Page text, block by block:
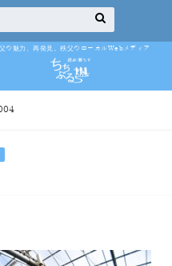
の魅力、再発見。秩父のローカルWebメディア